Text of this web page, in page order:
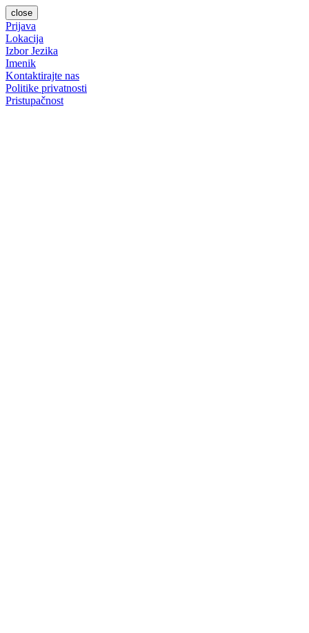
close
Prijava
Lokacija
Izbor Jezika
Imenik
Kontaktirajte nas
Politike privatnosti
Pristupačnost